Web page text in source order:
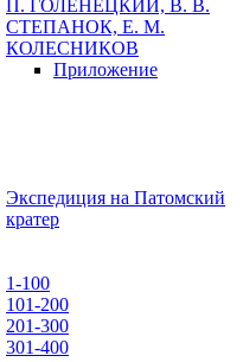
П. ГОЛЕНЕЦКИИ, В. В.
СТЕПАНОК, Е. М.
КОЛЕСНИКОВ
Приложение
Экспедиция на Патомский
кратер
1-100
101-200
201-300
301-400